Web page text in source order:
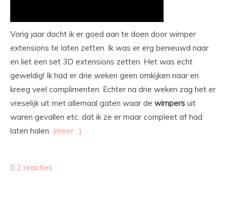
Vorig jaar dacht ik er goed aan te doen door wimper
extensions te laten zetten. Ik was er erg benieuwd naar
en liet een set 3D extensions zetten. Het was echt
geweldig! Ik had er drie weken geen omkijken naar en
kreeg veel complimenten. Echter na drie weken zag het er
vreselijk uit met allemaal gaten waar de wimpers uit
waren gevallen etc. dat ik ze er maar compleet af had
laten halen. (meer…)
2 reacties